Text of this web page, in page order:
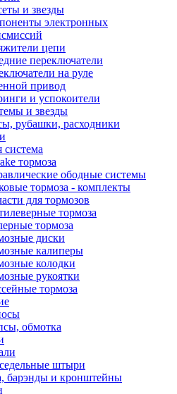
и звезды
электронных
цепи
переключатели
на руле
привод
и успокоители
и звезды
рубашки, расходники
система
тормоза
ободные системы
тормоза - комплекты
для тормозов
тормоза
тормоза
диски
калиперы
колодки
рукоятки
тормоза
обмотка
штыри
барэнды и кронштейны